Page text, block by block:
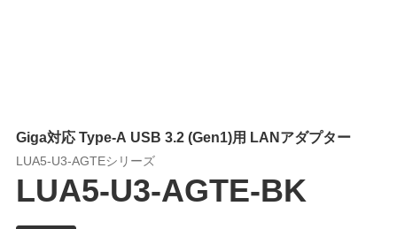
Giga対応 Type-A USB 3.2 (Gen1)用 LANアダプター
LUA5-U3-AGTEシリーズ
LUA5-U3-AGTE-BK